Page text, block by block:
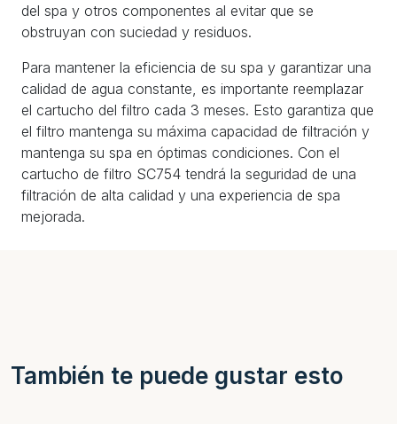
del spa y otros componentes al evitar que se
obstruyan con suciedad y residuos.
Para mantener la eficiencia de su spa y garantizar una
calidad de agua constante, es importante reemplazar
el cartucho del filtro cada 3 meses. Esto garantiza que
el filtro mantenga su máxima capacidad de filtración y
mantenga su spa en óptimas condiciones. Con el
cartucho de filtro SC754 tendrá la seguridad de una
filtración de alta calidad y una experiencia de spa
mejorada.
También te puede gustar esto